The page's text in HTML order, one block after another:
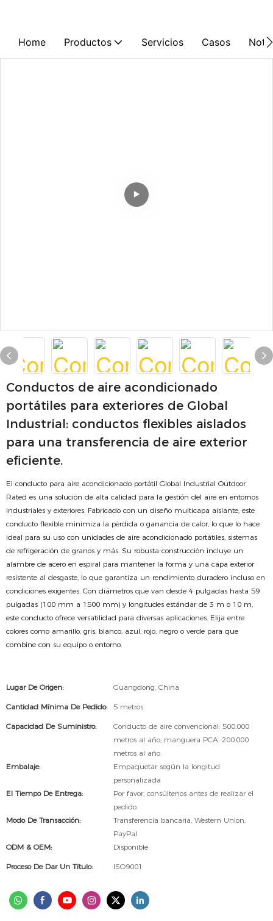
Home Productos Servicios Casos
Conductos de aire acondicionado
portátiles para exteriores de Global
Industrial: conductos flexibles aislados
para una transferencia de aire exterior
eficiente.
El conducto para aire acondicionado portátil Global Industrial Outdoor
Rated es una solución de alta calidad para la gestión del aire en entornos
industriales y exteriores. Fabricado con un diseño multicapa aislante, este
conducto flexible minimiza la pérdida o ganancia de calor, lo que lo hace
ideal para su uso con unidades de aire acondicionado portátiles, sistemas
de refrigeración de granos y más. Su robusta construcción incluye un
alambre de acero en espiral para mantener la forma y una capa exterior
resistente al desgaste, lo que garantiza un rendimiento duradero incluso en
condiciones exigentes. Con diámetros que van desde 4 pulgadas hasta 59
pulgadas (100 mm a 1500 mm) y longitudes estándar de 3 m o 10 m,
este conducto ofrece versatilidad para diversas aplicaciones. Elija entre
colores como amarillo, gris, blanco, azul, rojo, negro o verde para que
combine con su equipo o entorno.
Lugar De Origen: Guangdong, China
Cantidad Mínima De Pedido: 5 metros
Capacidad De Suministro:
Conducto de aire convencional: 500.000
metros al año; manguera PCA: 200.000
metros al año.
Embalaje:
Empaquetar según la longitud
personalizada
El Tiempo De Entrega:
Por favor, consúltenos antes de realizar el
pedido.
Modo De Transacción:
Transferencia bancaria, Western Union,
PayPal
ODM & OEM:
Disponible
Proceso De Dar Un Título: ISO9001